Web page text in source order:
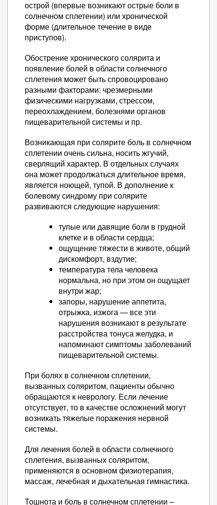
острой (впервые возникают острые боли в
солнечном сплетении) или хронической
форме (длительное течение в виде
приступов).
Обострение хронического солярита и
появление болей в области солнечного
сплетения может быть спровоцировано
разными факторами: чрезмерными
физическими нагрузками, стрессом,
переохлаждением, болезнями органов
пищеварительной системы и пр.
Возникающая при солярите боль в солнечном
сплетении очень сильна, носить жгучий,
сверлящий характер. В отдельных случаях
она может продолжаться длительное время,
является ноющей, тупой. В дополнение к
болевому синдрому при солярите
развиваются следующие нарушения:
тупые или давящие боли в грудной
клетке и в области сердца;
ощущение тяжести в животе, общий
дискомфорт, вздутие;
температура тела человека
нормальна, но при этом он ощущает
внутри жар;
запоры, нарушение аппетита,
отрыжка, изжога — все эти
нарушения возникают в результате
расстройства тонуса желудка, и
напоминают симптомы заболеваний
пищеварительной системы.
При болях в солнечном сплетении,
вызванных соляритом, пациенты обычно
обращаются к неврологу. Если лечение
отсутствует, то в качестве осложнений могут
возникать тяжелые поражения нервной
системы.
Для лечения болей в области солнечного
сплетения, вызванных соляритом,
применяются в основном физиотерапия,
массаж, лечебная и дыхательная гимнастика.
Тошнота и боль в солнечном сплетении –